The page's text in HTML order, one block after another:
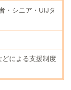
・シニア・UIJタ
どによる支援制度